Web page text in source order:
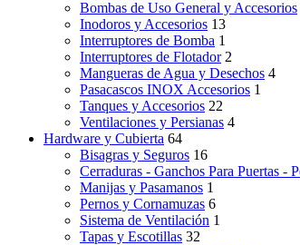
Bombas de Uso General y Accesorios
Inodoros y Accesorios 13
Interruptores de Bomba 1
Interruptores de Flotador 2
Mangueras de Agua y Desechos 4
Pasacascos INOX Accesorios 1
Tanques y Accesorios 22
Ventilaciones y Persianas 4
Hardware y Cubierta 64
Bisagras y Seguros 16
Cerraduras - Ganchos Para Puertas -
Manijas y Pasamanos 1
Pernos y Cornamuzas 6
Sistema de Ventilación 1
Tapas y Escotillas 32